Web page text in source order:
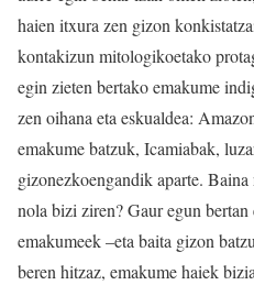
haien itxura zen gizon
kontakizun mitologikoetako
egin zieten bertako emakume
zen oihana eta eskualdea:
emakume batzuk, Icamiabak,
gizonezkoengandik aparte.
nola bizi ziren? Gaur egun
emakumeek –eta baita gizon
beren hitzaz, emakume haiek